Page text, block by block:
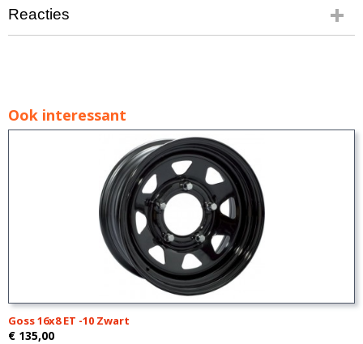
Reacties
Ook interessant
Goss 16x8 ET -10 Zwart
€ 135,00